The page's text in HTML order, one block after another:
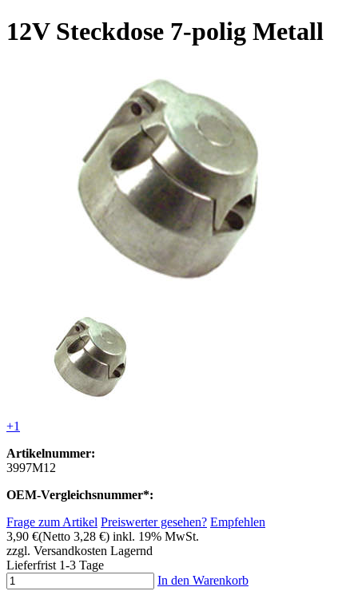
12V Steckdose 7-polig Metall
+1
Artikelnummer:
3997M12
OEM-Vergleichsnummer*:
Frage zum Artikel Preiswerter gesehen? Empfehlen
3,90 €(Netto 3,28 €) inkl. 19% MwSt.
zzgl. Versandkosten Lagernd
Lieferfrist 1-3 Tage
In den Warenkorb